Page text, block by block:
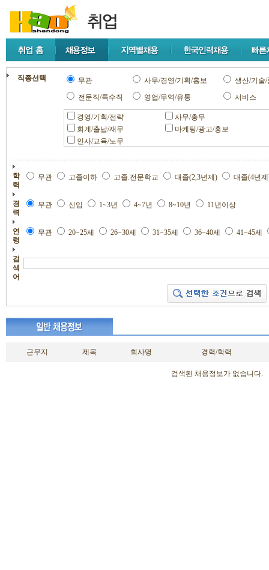
직종선택 무관 사무/경영/기획/홍보
생산/기술
전문직/특수직
영업/무역/유통 서비스
경영/기획/전략
사무/총무
회계/출납/재무
마케팅/광고/홍보
인사/교육/노무
학
력
무관 고졸이하 고졸.전문학교 대졸(2,3년제) 대졸(4년
경
력
무관 신입 1~3년 4~7년 8~10년 11년이상
연
령
무관 20~25세 26~30세 31~35세 36~40세 41~45세
검
색
어
근무지 제목 회사명 경력/학력
검색된 채용정보가 없습니다.